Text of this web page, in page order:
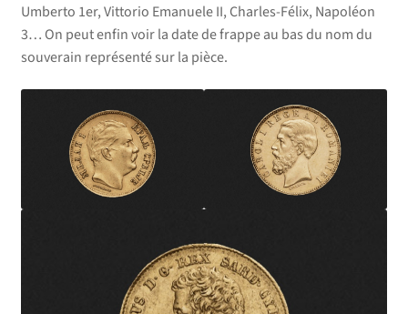
Umberto 1er, Vittorio Emanuele II, Charles-Félix, Napoléon
3… On peut enfin voir la date de frappe au bas du nom du
souverain représenté sur la pièce.